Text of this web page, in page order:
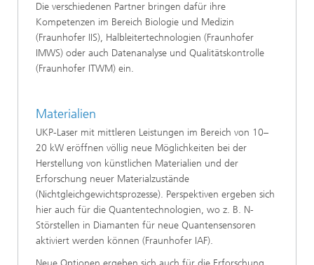
Die verschiedenen Partner bringen dafür ihre
Kompetenzen im Bereich Biologie und Medizin
(Fraunhofer IIS), Halbleitertechnologien (Fraunhofer
IMWS) oder auch Datenanalyse und Qualitätskontrolle
(Fraunhofer ITWM) ein.
Materialien
UKP-Laser mit mittleren Leistungen im Bereich von 10–
20 kW eröffnen völlig neue Möglichkeiten bei der
Herstellung von künstlichen Materialien und der
Erforschung neuer Materialzustände
(Nichtgleichgewichtsprozesse). Perspektiven ergeben sich
hier auch für die Quantentechnologien, wo z. B. N-
Störstellen in Diamanten für neue Quantensensoren
aktiviert werden können (Fraunhofer IAF).